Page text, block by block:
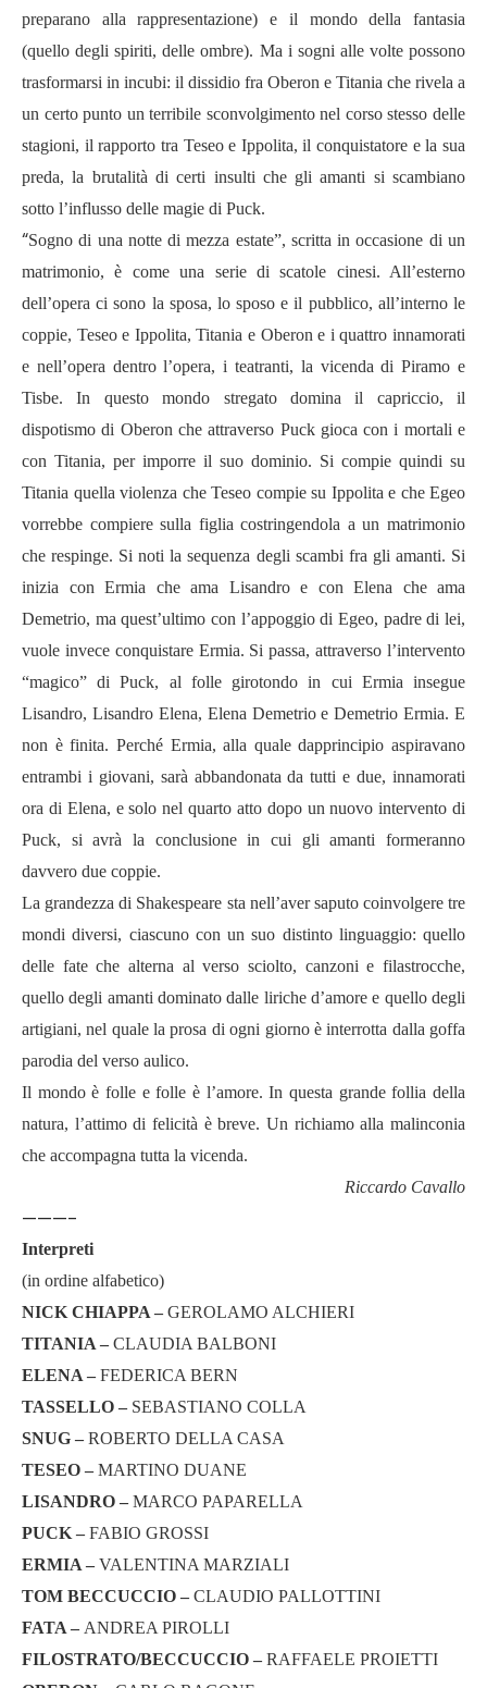
preparano alla rappresentazione) e il mondo della fantasia
(quello degli spiriti, delle ombre). Ma i sogni alle volte possono
trasformarsi in incubi: il dissidio fra Oberon e Titania che rivela a
un certo punto un terribile sconvolgimento nel corso stesso delle
stagioni, il rapporto tra Teseo e Ippolita, il conquistatore e la sua
preda, la brutalità di certi insulti che gli amanti si scambiano
sotto l’influsso delle magie di Puck.
“Sogno di una notte di mezza estate”, scritta in occasione di un
matrimonio, è come una serie di scatole cinesi. All’esterno
dell’opera ci sono la sposa, lo sposo e il pubblico, all’interno le
coppie, Teseo e Ippolita, Titania e Oberon e i quattro innamorati
e nell’opera dentro l’opera, i teatranti, la vicenda di Piramo e
Tisbe. In questo mondo stregato domina il capriccio, il
dispotismo di Oberon che attraverso Puck gioca con i mortali e
con Titania, per imporre il suo dominio. Si compie quindi su
Titania quella violenza che Teseo compie su Ippolita e che Egeo
vorrebbe compiere sulla figlia costringendola a un matrimonio
che respinge. Si noti la sequenza degli scambi fra gli amanti. Si
inizia con Ermia che ama Lisandro e con Elena che ama
Demetrio, ma quest’ultimo con l’appoggio di Egeo, padre di lei,
vuole invece conquistare Ermia. Si passa, attraverso l’intervento
“magico” di Puck, al folle girotondo in cui Ermia insegue
Lisandro, Lisandro Elena, Elena Demetrio e Demetrio Ermia. E
non è finita. Perché Ermia, alla quale dapprincipio aspiravano
entrambi i giovani, sarà abbandonata da tutti e due, innamorati
ora di Elena, e solo nel quarto atto dopo un nuovo intervento di
Puck, si avrà la conclusione in cui gli amanti formeranno
davvero due coppie.
La grandezza di Shakespeare sta nell’aver saputo coinvolgere tre
mondi diversi, ciascuno con un suo distinto linguaggio: quello
delle fate che alterna al verso sciolto, canzoni e filastrocche,
quello degli amanti dominato dalle liriche d’amore e quello degli
artigiani, nel quale la prosa di ogni giorno è interrotta dalla goffa
parodia del verso aulico.
Il mondo è folle e folle è l’amore. In questa grande follia della
natura, l’attimo di felicità è breve. Un richiamo alla malinconia
che accompagna tutta la vicenda.
Riccardo Cavallo
———-
Interpreti
(in ordine alfabetico)
NICK CHIAPPA – GEROLAMO ALCHIERI
TITANIA – CLAUDIA BALBONI
ELENA – FEDERICA BERN
TASSELLO – SEBASTIANO COLLA
SNUG – ROBERTO DELLA CASA
TESEO – MARTINO DUANE
LISANDRO – MARCO PAPARELLA
PUCK – FABIO GROSSI
ERMIA – VALENTINA MARZIALI
TOM BECCUCCIO – CLAUDIO PALLOTTINI
FATA – ANDREA PIROLLI
FILOSTRATO/BECCUCCIO – RAFFAELE PROIETTI